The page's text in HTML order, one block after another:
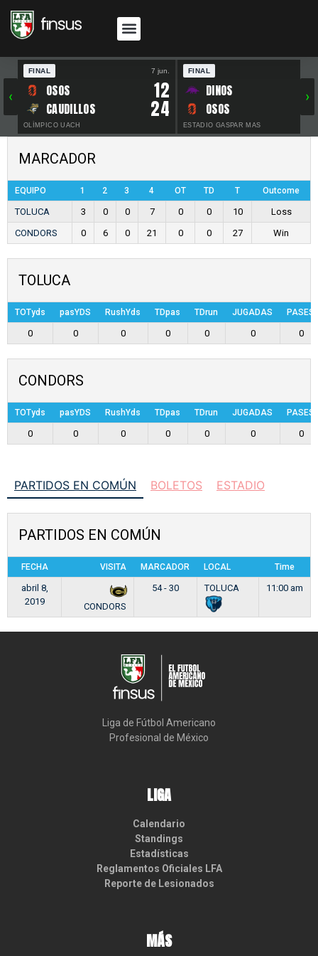
‹
FINAL 7 jun.
OSOS 12
CAUDILLOS 24
OLÍMPICO UACH
FINAL
DINOS
OSOS
ESTADIO GASPAR MAS
›
MARCADOR
EQUIPO 1 2 3 4 OT TD T Outcome
TOLUCA 3 0 0 7 0 0 10
Loss
CONDORS
0 6 0 21 0 0 27 Win
TOLUCA
TOTyds pasYDS RushYds TDpas TDrun JUGADAS PASES
0 0 0 0 0 0 0
CONDORS
TOTyds pasYDS RushYds TDpas TDrun JUGADAS PASES
0 0 0 0 0 0 0
PARTIDOS EN COMÚN BOLETOS ESTADIO
PARTIDOS EN COMÚN
FECHA VISITA MARCADOR LOCAL Time
abril 8,
2019
CONDORS
54 - 30 TOLUCA 11:00 am
Liga de Fútbol Americano
Profesional de México
LIGA
Calendario
Standings
Estadísticas
Reglamentos Oficiales LFA
Reporte de Lesionados
MÁS